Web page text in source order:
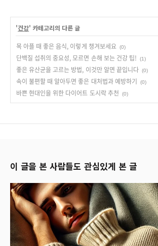
'건강' 카테고리의 다른 글
목 아플 때 좋은 음식, 이렇게 챙겨보세요 (0)
단백질 섭취의 중요성, 모르면 손해 보는 건강 팁! (1)
좋은 유산균을 고르는 방법, 이것만 알면 끝입니다 (0)
속이 불편할 때 알아두면 좋은 대처법과 예방하기 (0)
바쁜 현대인을 위한 다이어트 도시락 추천 (0)
이 글을 본 사람들도 관심있게 본 글